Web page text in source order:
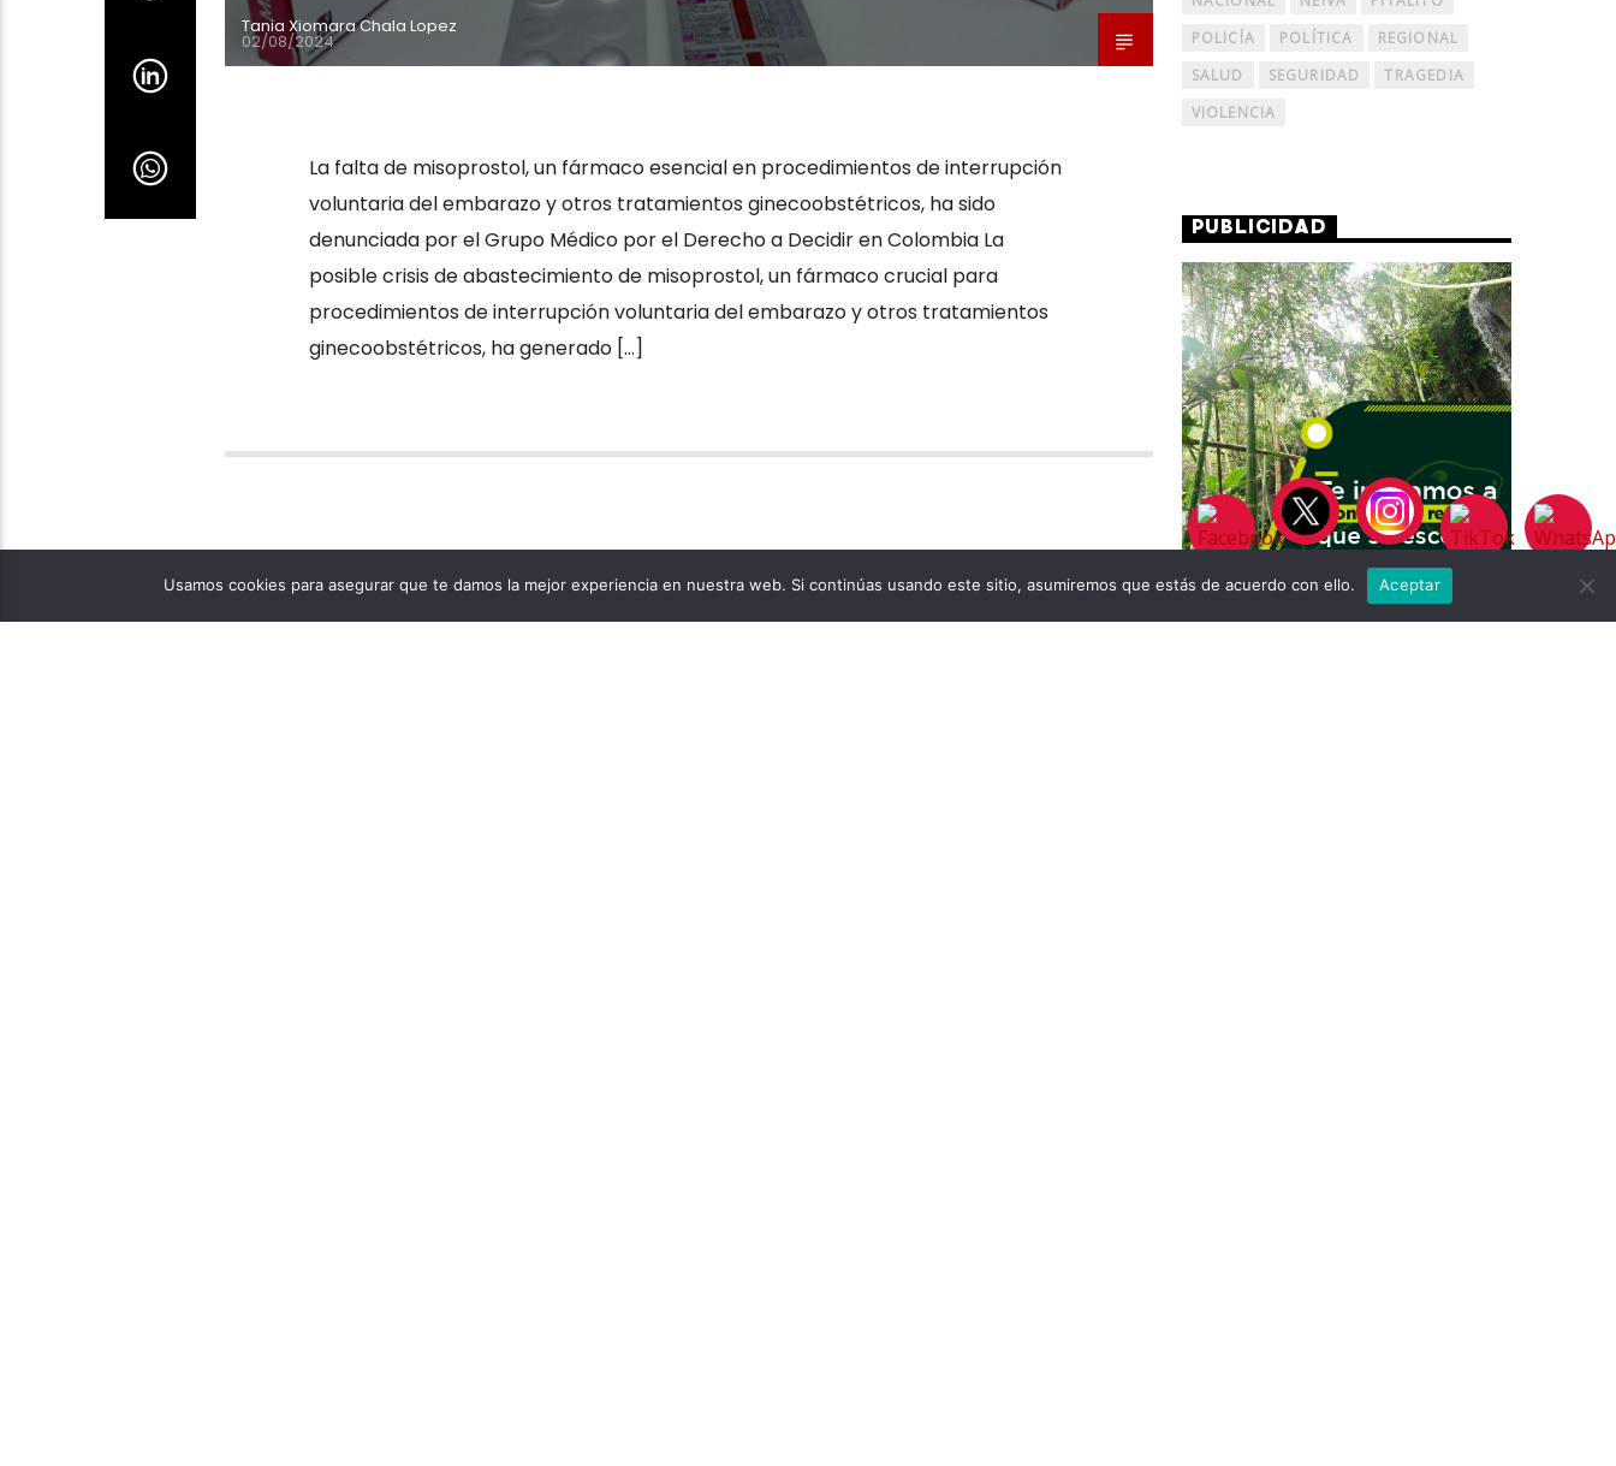
Tania Xiomara Chala Lopez
02/08/2024
La falta de misoprostol, un fármaco esencial en procedimientos de interrupción
voluntaria del embarazo y otros tratamientos ginecoobstétricos, ha sido
denunciada por el Grupo Médico por el Derecho a Decidir en Colombia La
posible crisis de abastecimiento de misoprostol, un fármaco crucial para
procedimientos de interrupción voluntaria del embarazo y otros tratamientos
ginecoobstétricos, ha generado […]
POLICÍA
POLÍTICA
REGIONAL
SALUD
SEGURIDAD
TRAGEDIA
VIOLENCIA
PUBLICIDAD
Usamos cookies para asegurar que te damos la mejor experiencia en nuestra web. Si continúas usando este sitio, asumiremos que estás de acuerdo con ello. Aceptar